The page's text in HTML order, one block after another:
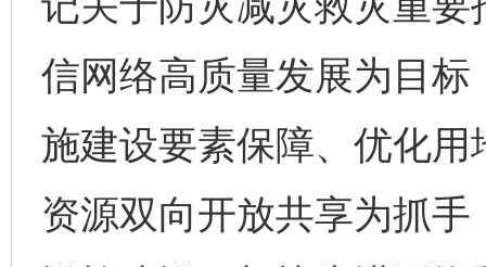
信网络高质量发展为目
施建设要素保障、优化
资源双向开放共享为抓